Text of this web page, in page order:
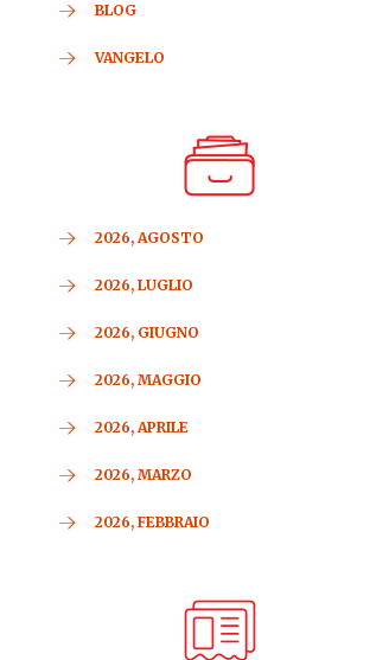
BLOG
VANGELO
2026, AGOSTO
2026, LUGLIO
2026, GIUGNO
2026, MAGGIO
2026, APRILE
2026, MARZO
2026, FEBBRAIO